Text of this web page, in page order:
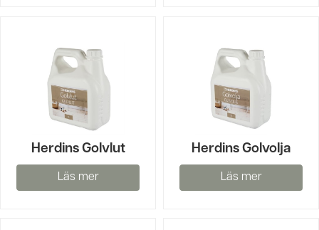
Herdins Golvlut
Läs mer
Herdins Golvolja
Läs mer